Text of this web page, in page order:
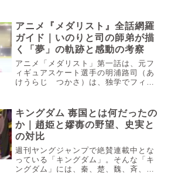
ありません。そんな『劇場版「鬼滅の
刃」無限城編』ですが、次の話とな
る...
アニメ『メダリスト』全話網羅
ガイド｜いのりと司の師弟が描
く「夢」の軌跡と感動の考察
アニメ「メダリスト」第一話は、元フ
ィギュアスケート選手の明浦路司（あ
けうらじ つかさ）は、独学でフィギ
いのりに正式にクラブに入るよう進め
る。これがメダリストの一話の始まり
となっています。一話の良かったポイ
ントも紹介していきます。
キングダム 毐国とは何だったの
か｜趙姫と嫪毐の野望、史実と
の対比
週刊ヤングジャンプで絶賛連載中とな
っている「キングダム」。そんな「キ
ングダム」には、秦、楚、魏、斉、